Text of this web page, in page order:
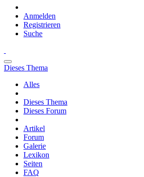
Anmelden
Registrieren
Suche
Dieses Thema
Alles
Dieses Thema
Dieses Forum
Artikel
Forum
Galerie
Lexikon
Seiten
FAQ